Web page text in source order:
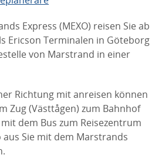
Express (MEXO) reisen Sie ab
Ericson Terminalen in Göteborg
von Marstrand in einer
Richtung mit anreisen können
Zug (Västtågen) zum Bahnhof
dem Bus zum Reisezentrum
aus Sie mit dem Marstrands